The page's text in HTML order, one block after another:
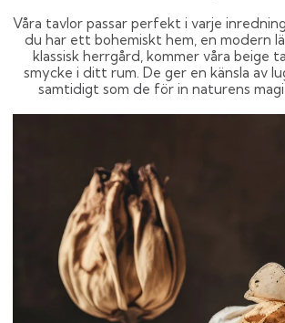
Våra tavlor passar perfekt i varje
du har ett bohemiskt hem, en modern
klassisk herrgård, kommer våra beige
smycke i ditt rum. De ger en känsla av
samtidigt som de för in naturens